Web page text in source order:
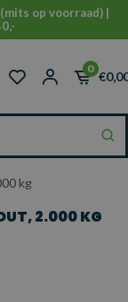
op voorraad) |
0
kg
2.000 KG